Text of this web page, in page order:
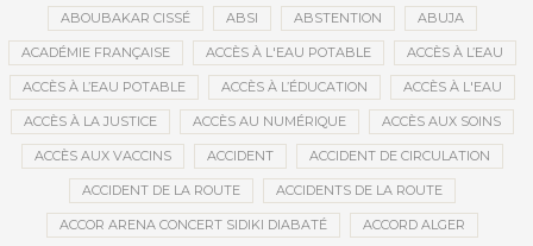
ABOUBAKAR CISSÉ ABSI ABSTENTION ABUJA
ACADÉMIE FRANÇAISE ACCÈS À L'EAU POTABLE ACCÈS À L’EAU
ACCÈS À L’EAU POTABLE ACCÈS À L’ÉDUCATION ACCÈS À L'EAU
ACCÈS À LA JUSTICE ACCÈS AU NUMÉRIQUE ACCÈS AUX SOINS
ACCÈS AUX VACCINS ACCIDENT ACCIDENT DE CIRCULATION
ACCIDENT DE LA ROUTE ACCIDENTS DE LA ROUTE
ACCOR ARENA CONCERT SIDIKI DIABATÉ ACCORD ALGER